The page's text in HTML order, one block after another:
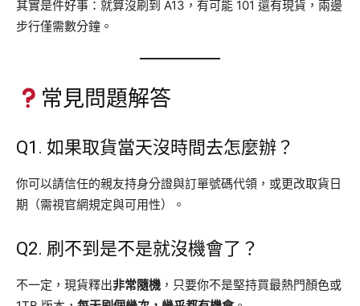
其實是件好事：就算沒刷到 A13，有可能 101 還有現貨，兩邊
步行僅需數分鐘。
常見問題解答
Q1. 如果取貨當天沒時間去怎麼辦？
你可以請信任的親友持身分證與訂單號碼代領，或更改取貨日
期（需視官網規定與可用性）。
Q2. 刷不到是不是就沒機會了？
不一定，現貨釋出非常隨機 ，只要你不是堅持買最熱門顏色或